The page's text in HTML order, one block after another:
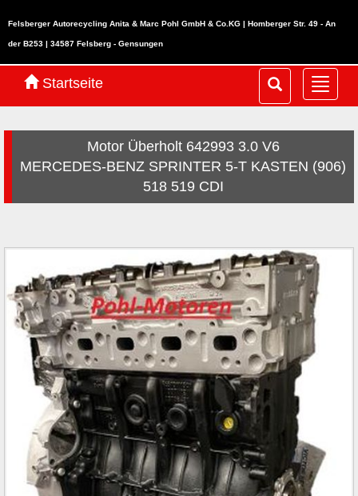
Felsberger Autorecycling Anita & Marc Pohl GmbH & Co.KG | Homberger Str. 49 - An
der B253 | 34587 Felsberg - Gensungen
ein-/
Startseite
Motor Überholt 642993 3.0 V6
MERCEDES-BENZ SPRINTER 5-T KASTEN (906)
518 519 CDI